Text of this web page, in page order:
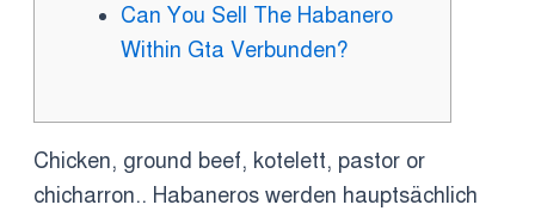
Can You Sell The Habanero
Within Gta Verbunden?
Chicken, ground beef, kotelett, pastor or
chicharron.. Habaneros werden hauptsächlich